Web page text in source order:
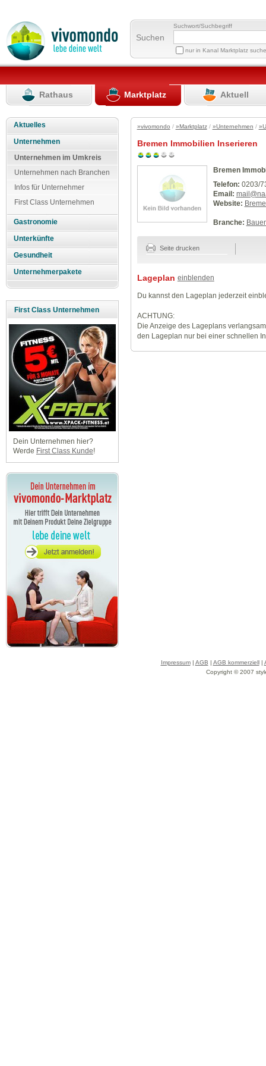
Suchen
Suchwort/Suchbegriff
nur in Kanal Marktplatz
Rathaus Marktplatz Aktuell
Aktuelles
Unternehmen
Unternehmen im Umkreis
Unternehmen nach Branchen
Infos für Unternehmer
First Class Unternehmen
Gastronomie
Unterkünfte
Gesundheit
Unternehmerpakete
First Class Unternehmen
Dein Unternehmen hier?
Werde First Class Kunde!
»vivomondo / »Marktplatz/ »Unternehmen /
Bremen Immobilien Inserieren
Bremen
Telefon: 0203/
Email:
Website:
Branche:
Seite drucken
Lageplan einblenden
Du kannst den Lageplan jederzeit
ACHTUNG:
Die Anzeige des Lageplans
den Lageplan nur bei einer schnellen
Impressum| AGB | AGB kommerziell|
Copyright © 2007